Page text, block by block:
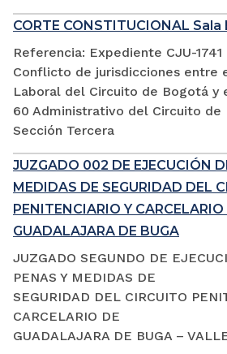
CORTE CONSTITUCIONAL Sala
Referencia: Expediente CJU-1741
Conflicto de jurisdicciones entre
Laboral del Circuito de Bogotá y
60 Administrativo del Circuito de
Sección Tercera
JUZGADO 002 DE EJECUCIÓN
MEDIDAS DE SEGURIDAD DEL
PENITENCIARIO Y CARCELARIO
GUADALAJARA DE BUGA
JUZGADO SEGUNDO DE
PENAS Y MEDIDAS DE
SEGURIDAD DEL CIRCUITO
CARCELARIO DE
GUADALAJARA DE BUGA –